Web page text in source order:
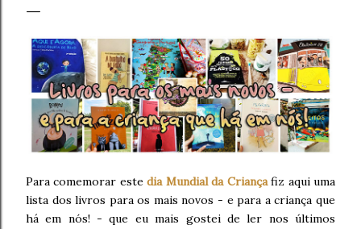
Para comemorar estedia Mundial da Criançafiz aqui uma
lista dos livros para os mais novos - e para a criança que
há em nós! - que eu mais gostei de ler nos últimos